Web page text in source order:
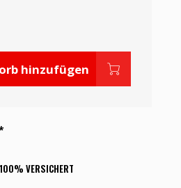
hinzufügen
100% VERSICHERT